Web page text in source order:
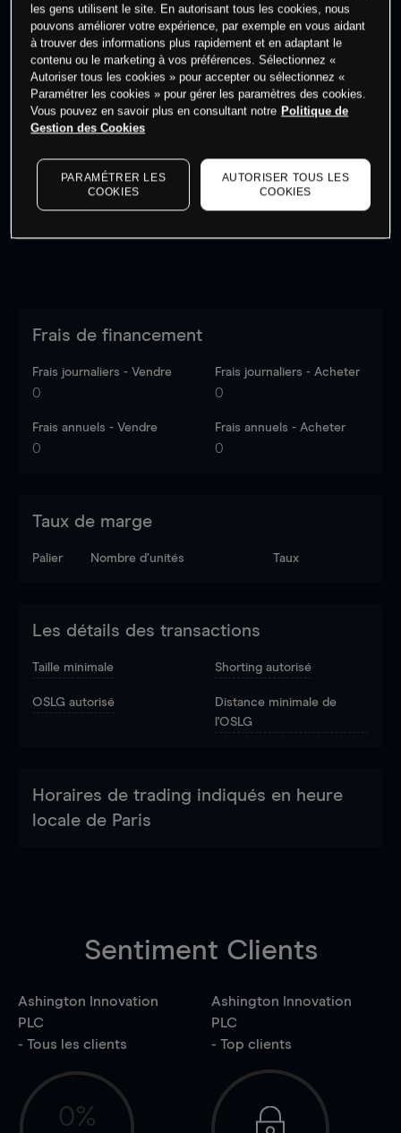
Commencez à trader
Les prix sont indicatifs.
dernières données du marché.Log into see latest
market data
Frais de financement
Frais journaliers - Vendre
0
Frais journaliers - Acheter
0
Frais annuels - Vendre
0
Frais annuels - Acheter
0
Taux de marge
Palier Nombre d’unités Taux
Les détails des transactions
Taille minimale Shorting autorisé
OSLG autorisé
Distance minimale de
l'OSLG
Horaires de trading indiqués en heure
locale de Paris
Sentiment Clients
Ashington Innovation
PLC
- Tous les clients
0%
Ashington Innovation
PLC
- Top clients
les gens utilisent le site. En autorisant tous les cookies, nous
pouvons améliorer votre expérience, par exemple en vous aidant
à trouver des informations plus rapidement et en adaptant le
contenu ou le marketing à vos préférences. Sélectionnez «
Autoriser tous les cookies » pour accepter ou sélectionnez «
Paramétrer les cookies » pour gérer les paramètres des cookies.
Vous pouvez en savoir plus en consultant notre Politique de
Gestion des Cookies
PARAMÉTRER LES
COOKIES
AUTORISER TOUS LES
COOKIES